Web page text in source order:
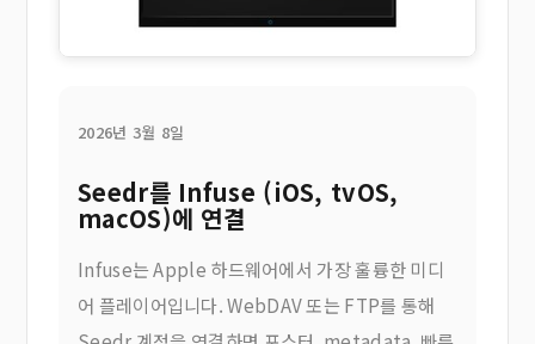
2026년 3월 8일
Seedr를 Infuse (iOS, tvOS,
macOS)에 연결
Infuse는 Apple 하드웨어에서 가장 훌륭한 미디
어 플레이어입니다. WebDAV 또는 FTP를 통해